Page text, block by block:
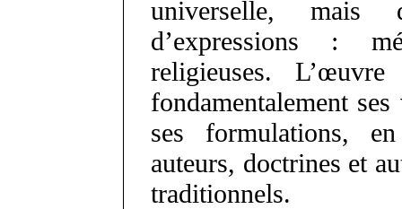
universelle, mais
d’expressions :
religieuses.
fondamentalement
ses formulations,
auteurs, doctrines et
traditionnels.